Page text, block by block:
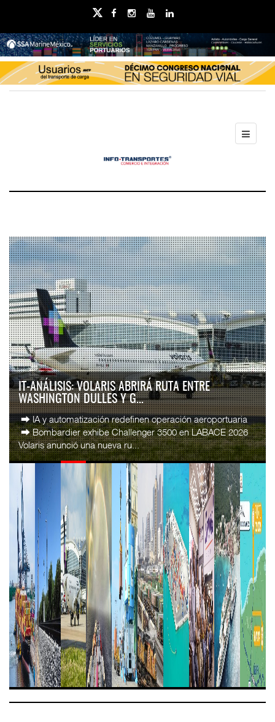
IT-ANÁLISIS: VOLARIS ABRIRÁ RUTA ENTRE
WASHINGTON DULLES Y G...
⮕ IA y automatización redefinen operación aeroportuaria
⮕ Bombardier exhibe Challenger 3500 en LABACE 2026
Volaris anunció una nueva ru...